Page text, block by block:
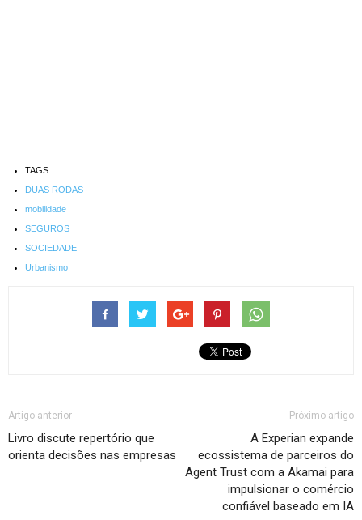
TAGS
DUAS RODAS
mobilidade
SEGUROS
SOCIEDADE
Urbanismo
Artigo anterior
Livro discute repertório que
orienta decisões nas empresas
Próximo artigo
A Experian expande
ecossistema de parceiros do
Agent Trust com a Akamai para
impulsionar o comércio
confiável baseado em IA